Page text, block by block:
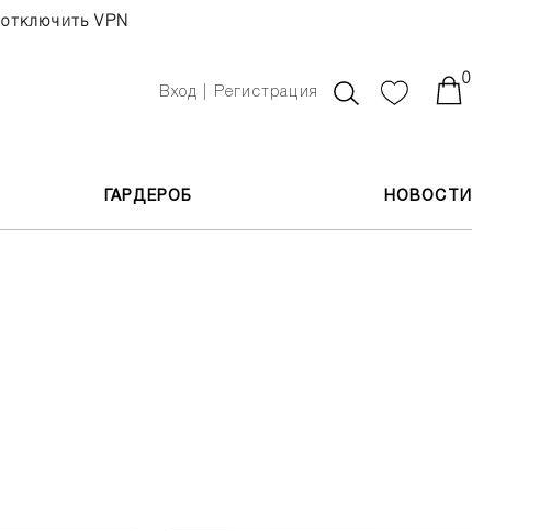
VPN
Вход | Регистрация
0
ГАРДЕРОБ НОВОСТИ